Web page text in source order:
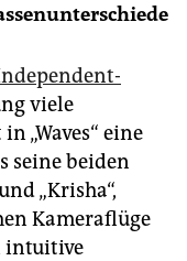
viele
„Waves“ eine
seine beiden
„Krisha“,
Kameraflüge
intuitive